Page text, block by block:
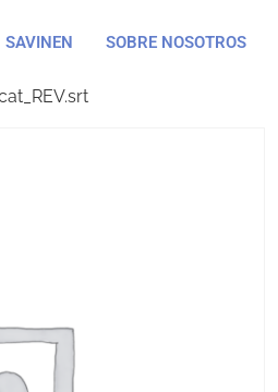
SAVINEN SOBRE NOSOTROS